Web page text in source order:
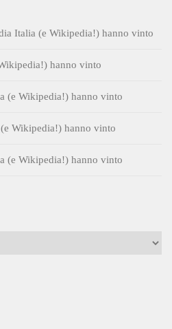
Italia (e Wikipedia!) hanno vinto
hanno vinto
(e Wikipedia!) hanno vinto
Wikipedia!) hanno vinto
(e Wikipedia!) hanno vinto